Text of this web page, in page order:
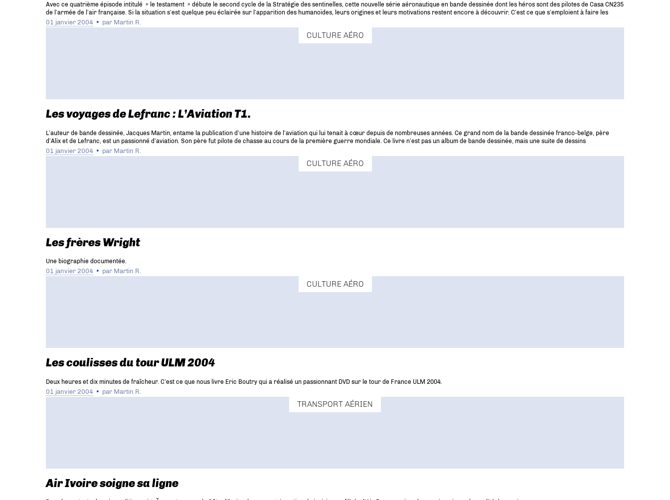
Avec ce quatrième épisode intitulé » le testament » débute le second cycle de la Stratégie des sentinelles, cette nouvelle série aéronautique en bande dessinée dont les héros sont des pilotes de Casa CN235
de l’armée de l’air française. Si la situation s’est quelque peu éclairée sur l’apparition des humanoïdes, leurs origines et leurs motivations restent encore à découvrir. C’est ce que s’emploient à faire les
01 janvier 2004 par Martin R.
CULTURE AÉRO
Les voyages de Lefranc : L’Aviation T1.
L’auteur de bande dessinée, Jacques Martin, entame la publication d’une histoire de l’aviation qui lui tenait à cœur depuis de nombreuses années. Ce grand nom de la bande dessinée franco-belge, père
d’Alix et de Lefranc, est un passionné d’aviation. Son père fut pilote de chasse au cours de la première guerre mondiale. Ce livre n’est pas un album de bande dessinée, mais une suite de dessins
01 janvier 2004 par Martin R.
CULTURE AÉRO
Les frères Wright
Une biographie documentée.
01 janvier 2004 par Martin R.
CULTURE AÉRO
Les coulisses du tour ULM 2004
Deux heures et dix minutes de fraîcheur. C’est ce que nous livre Eric Boutry qui a réalisé un passionnant DVD sur le tour de France ULM 2004.
01 janvier 2004 par Martin R.
TRANSPORT AÉRIEN
Air Ivoire soigne sa ligne